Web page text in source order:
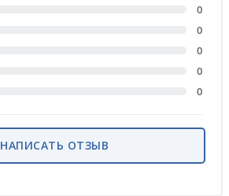
0
0
0
0
0
НАПИСАТЬ ОТЗЫВ